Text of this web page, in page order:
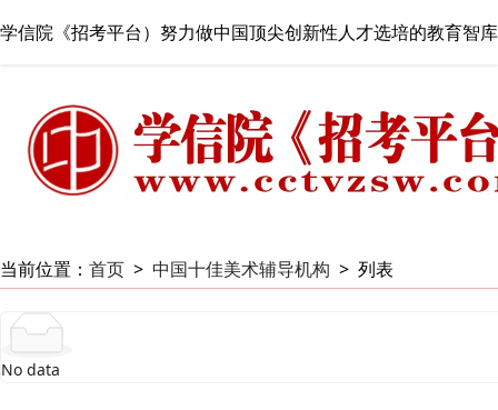
学信院《招考平台）努力做中国顶尖创新性人才选培的教育智库
当前位置： 首页 > 中国十佳美术辅导机构 > 列表
No data